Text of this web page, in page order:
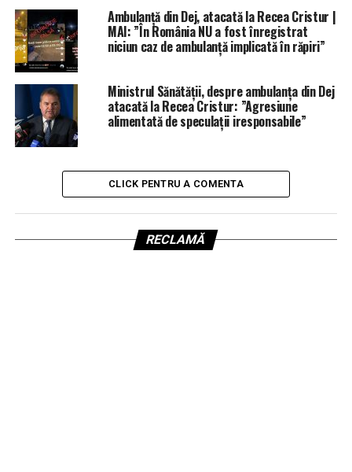
Ambulanță din Dej, atacată la Recea Cristur |
MAI: ”În România NU a fost înregistrat
niciun caz de ambulanță implicată în răpiri”
Ministrul Sănătății, despre ambulanța din Dej
atacată la Recea Cristur: ”Agresiune
alimentată de speculații iresponsabile”
CLICK PENTRU A COMENTA
RECLAMĂ